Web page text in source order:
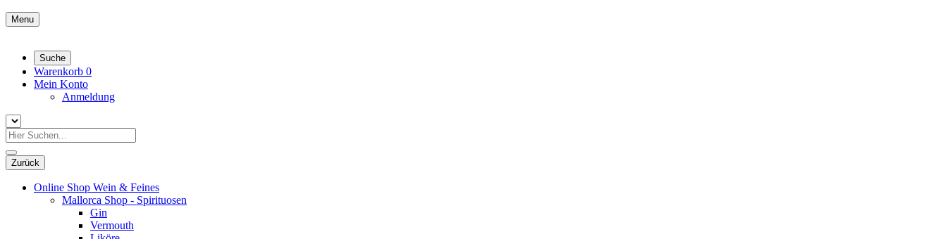
Menu
Suche
Warenkorb 0
Mein Konto
Anmeldung
Zurück
Online Shop Wein & Feines
Mallorca Shop - Spirituosen
Gin
Vermouth